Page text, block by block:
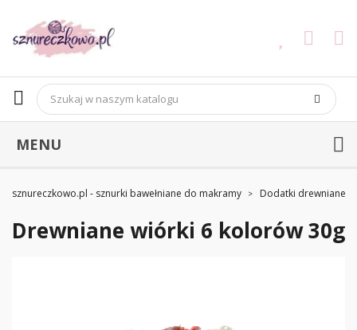
MENU
sznureczkowo.pl - sznurki bawełniane do makramy Dodatki drewniane
Drewniane wiórki 6 kolorów 30g